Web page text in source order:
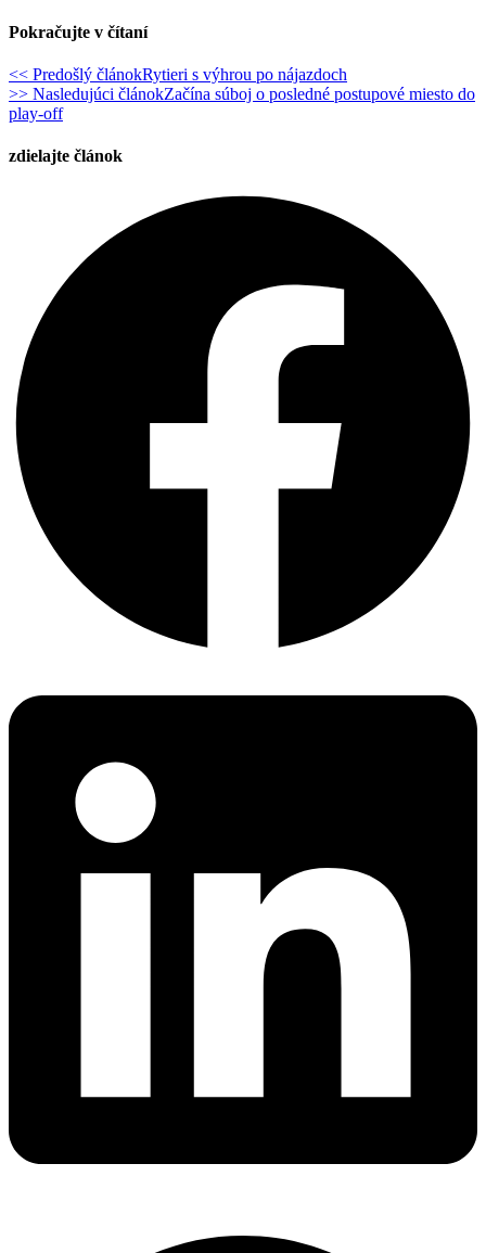
Pokračujte v čítaní
<< Predošlý článokRytieri s výhrou po nájazdoch
>> Nasledujúci článokZačína súboj o posledné postupové miesto do
play-off
zdielajte článok